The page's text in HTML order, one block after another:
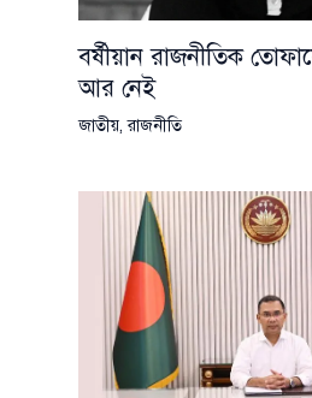
বর্ষীয়ান রাজনীতিক
আর নেই
জাতীয়,রাজনীতি